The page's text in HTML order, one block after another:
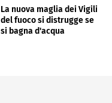
La nuova maglia dei Vigili
del fuoco si distrugge se
si bagna d'acqua